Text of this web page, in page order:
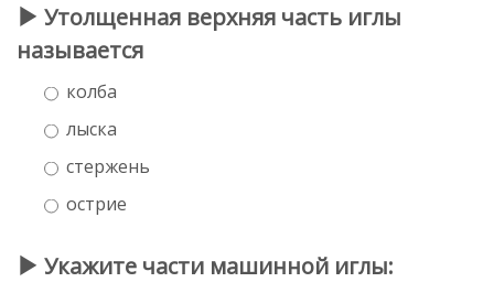
Утолщенная верхняя часть иглы
называется
колба
лыска
стержень
острие
Укажите части машинной иглы: